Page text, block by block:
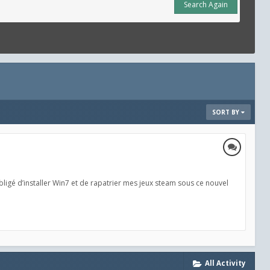
Search Again
SORT BY
d’installer Win7 et de rapatrier mes jeux steam sous ce nouvel
All Activity